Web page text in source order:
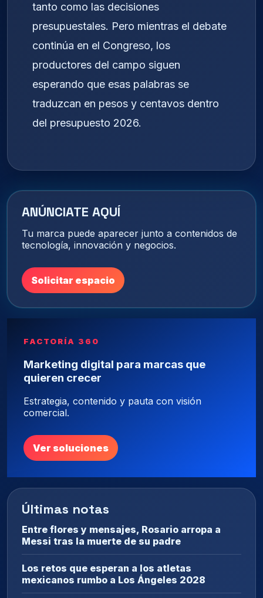
tanto como las decisiones
presupuestales. Pero mientras el debate
continúa en el Congreso, los
productores del campo siguen
esperando que esas palabras se
traduzcan en pesos y centavos dentro
del presupuesto 2026.
ANÚNCIATE AQUÍ
Tu marca puede aparecer junto a contenidos de
tecnología, innovación y negocios.
Solicitar espacio
FACTORÍA 360
Marketing digital para marcas que
quieren crecer
Estrategia, contenido y pauta con visión
comercial.
Ver soluciones
Últimas notas
Entre flores y mensajes, Rosario arropa a
Messi tras la muerte de su padre
Los retos que esperan a los atletas
mexicanos rumbo a Los Ángeles 2028